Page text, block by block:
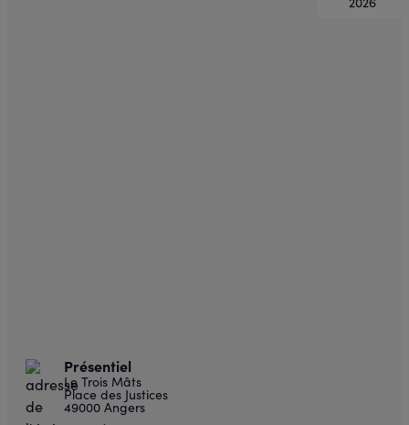
Présentiel
Le Trois Mâts
Place des Justices
49000 Angers